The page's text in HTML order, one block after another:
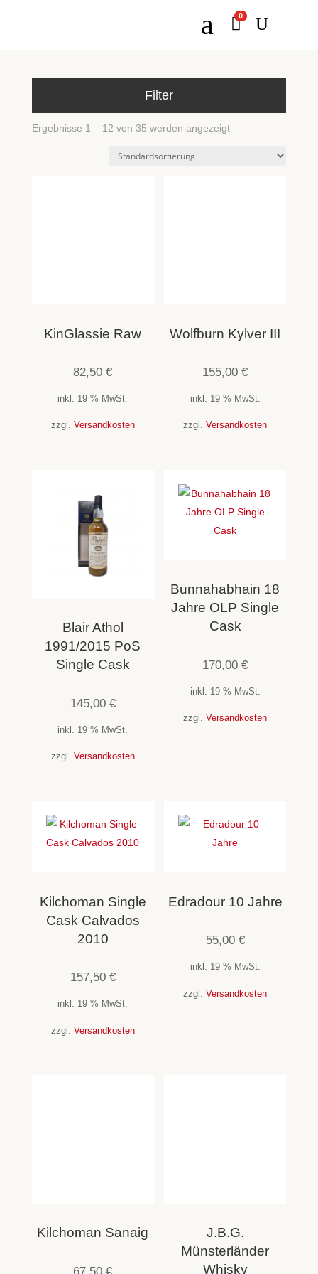
a 0 U
Filter
Ergebnisse 1 – 12 von 35 werden angezeigt
KinGlassie Raw
82,50€
inkl. 19 % MwSt.
zzgl. Versandkosten
Wolfburn Kylver III
155,00€
inkl. 19 % MwSt.
zzgl.Versandkosten
Blair Athol
1991/2015 PoS
Single Cask
145,00 €
inkl. 19 % MwSt.
zzgl. Versandkosten
Bunnahabhain 18
Jahre OLP Single
Cask
170,00€
inkl. 19 % MwSt.
zzgl.Versandkosten
Kilchoman Single
Cask Calvados
2010
157,50 €
inkl. 19 % MwSt.
zzgl. Versandkosten
Edradour 10 Jahre
55,00 €
inkl. 19 % MwSt.
zzgl.Versandkosten
Kilchoman Sanaig
J.B.G.
Münsterländer
Whisky